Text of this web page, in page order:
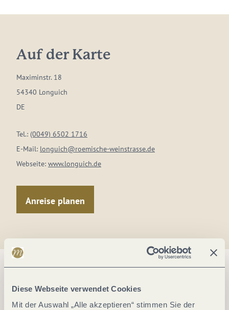
Diese Webseite verwendet Cookies
Mit der Auswahl „Alle akzeptieren“ stimmen Sie der
Auf der Karte
Maximinstr. 18
54340 Longuich
DE
Tel.: (0049) 6502 1716
E-Mail: longuich@roemische-weinstrasse.de
Webseite: www.longuich.de
Anreise planen